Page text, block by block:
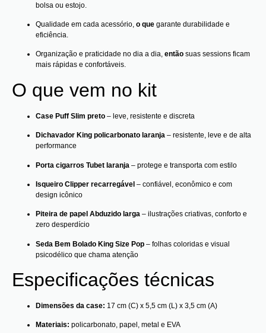
bolsa ou estojo.
Qualidade em cada acessório, o que garante durabilidade e
eficiência.
Organização e praticidade no dia a dia, então suas sessions ficam
mais rápidas e confortáveis.
O que vem no kit
Case Puff Slim preto – leve, resistente e discreta
Dichavador King policarbonato laranja – resistente, leve e de alta
performance
Porta cigarros Tubet laranja – protege e transporta com estilo
Isqueiro Clipper recarregável – confiável, econômico e com
design icônico
Piteira de papel Abduzido larga – ilustrações criativas, conforto e
zero desperdício
Seda Bem Bolado King Size Pop – folhas coloridas e visual
psicodélico que chama atenção
Especificações técnicas
Dimensões da case: 17 cm (C) x 5,5 cm (L) x 3,5 cm (A)
Materiais: policarbonato, papel, metal e EVA